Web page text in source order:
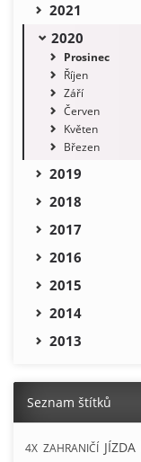
2021
2020
Prosinec
Říjen
Září
Červen
Květen
Březen
2019
2018
2017
2016
2015
2014
2013
Seznam štítků
4X ZAHRANIČÍ JÍZDA